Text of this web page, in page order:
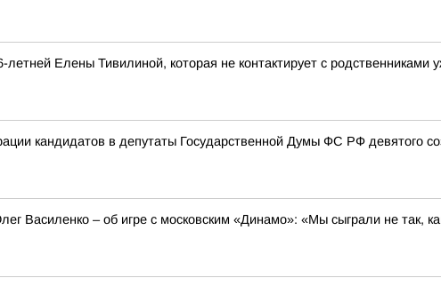
Елены Тивилиной, которая не контактирует с родственниками
кандидатов в депутаты Государственной Думы ФС РФ девятого
Василенко – об игре с московским «Динамо»: «Мы сыграли не так,